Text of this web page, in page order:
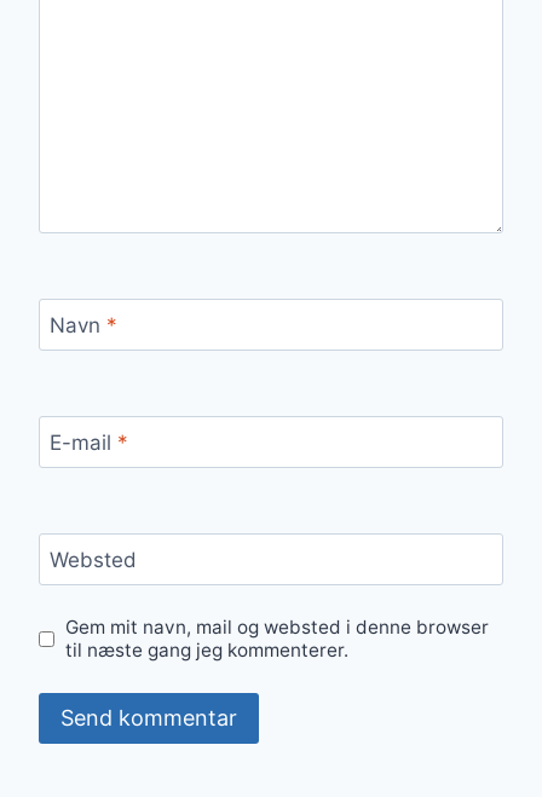
Navn *
E-mail *
Websted
Gem mit navn, mail og websted i denne browser
til næste gang jeg kommenterer.